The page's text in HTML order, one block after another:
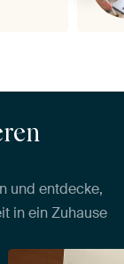
und entdecke,
in ein Zuhause